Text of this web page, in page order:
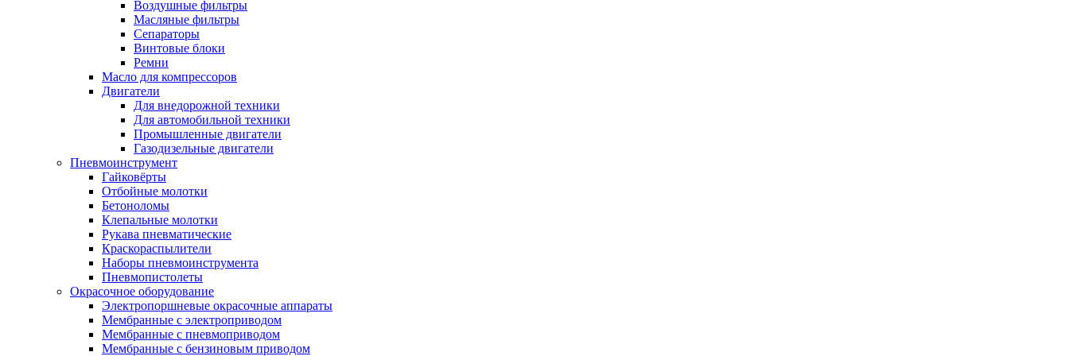
Воздушные фильтры
Масляные фильтры
Сепараторы
Винтовые блоки
Ремни
Масло для компрессоров
Двигатели
Для внедорожной техники
Для автомобильной техники
Промышленные двигатели
Газодизельные двигатели
Пневмоинструмент
Гайковёрты
Отбойные молотки
Бетоноломы
Клепальные молотки
Рукава пневматические
Краскораспылители
Наборы пневмоинструмента
Пневмопистолеты
Окрасочное оборудование
Электропоршневые окрасочные аппараты
Мембранные с электроприводом
Мембранные с пневмоприводом
Мембранные с бензиновым приводом